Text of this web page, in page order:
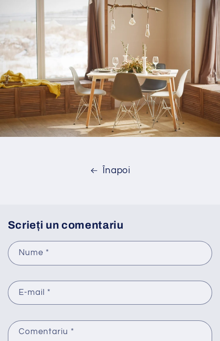
Înapoi
Scrieți un comentariu
Nume *
E-mail *
Comentariu *